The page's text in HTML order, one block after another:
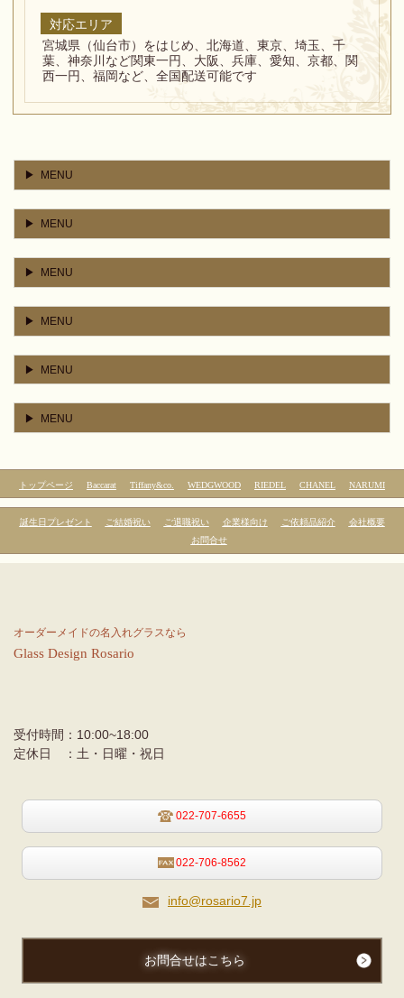
対応エリア
宮城県（仙台市）をはじめ、北海道、東京、埼玉、千
葉、神奈川など関東一円、大阪、兵庫、愛知、京都、関
西一円、福岡など、全国配送可能です
MENU
MENU
MENU
MENU
MENU
MENU
トップページ Baccarat Tiffany&co. WEDGWOOD RIEDEL CHANEL NARUMI
誕生日プレゼント ご結婚祝い ご退職祝い 企業様向け ご依頼品紹介
会社概要
お問合せ
オーダーメイドの名入れグラスなら
Glass Design Rosario
受付時間： 10:00~18:00
定休日 ： 土・日曜・祝日
022-707-6655
022-706-8562
info@rosario7.jp
お問合せはこちら